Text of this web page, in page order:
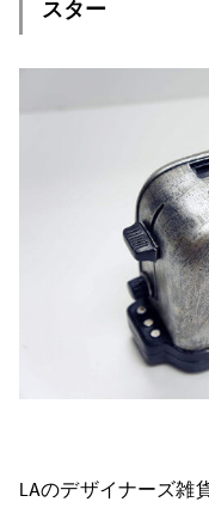
スター
LAのデザイナーズ雑